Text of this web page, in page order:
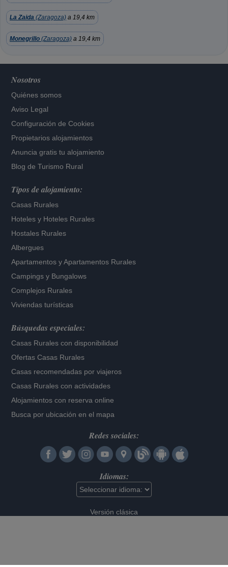
La Zaida (Zaragoza) a 19,4 km
Monegrillo (Zaragoza) a 19,4 km
Nosotros
Quiénes somos
Aviso Legal
Configuración de Cookies
Propietarios alojamientos
Anuncia gratis tu alojamiento
Blog de Turismo Rural
Tipos de alojamiento:
Casas Rurales
Hoteles y Hoteles Rurales
Hostales Rurales
Albergues
Apartamentos yApartamentos Rurales
Campings y Bungalows
Complejos Rurales
Viviendas turísticas
Búsquedas especiales:
Casas Rurales con disponibilidad
Ofertas Casas Rurales
Casas recomendadas por viajeros
Casas Rurales con actividades
Alojamientos con reserva online
Busca por ubicación en el mapa
Redes sociales:
Idiomas:
Versión clásica